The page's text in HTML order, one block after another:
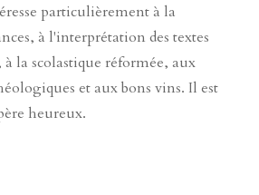
particulièrement à la
à l'interprétation des textes
la scolastique réformée, aux
et aux bons vins. Il est
heureux.